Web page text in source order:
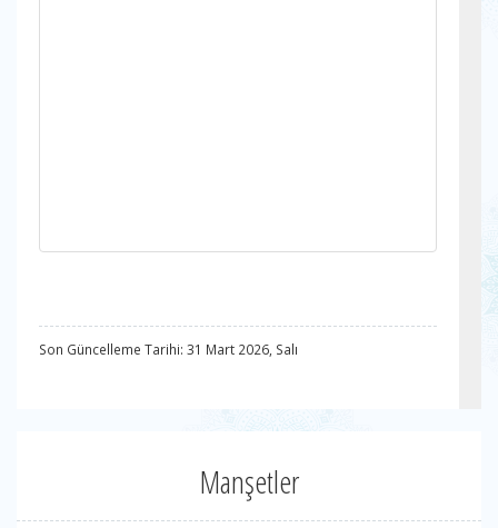
Son Güncelleme Tarihi: 31 Mart 2026, Salı
Manşetler